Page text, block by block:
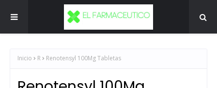
Inicio R Renotensyl 100Mg Tabletas